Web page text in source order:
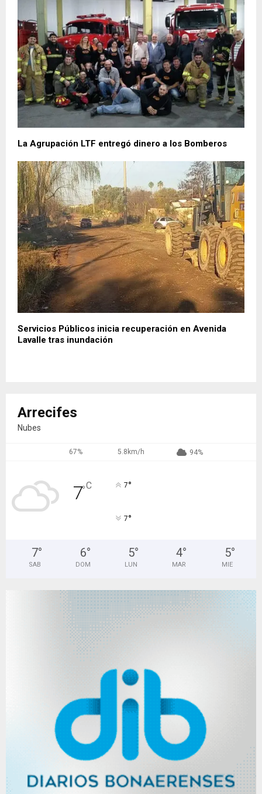
La Agrupación LTF entregó dinero a los Bomberos
Servicios Públicos inicia recuperación en Avenida
Lavalle tras inundación
Arrecifes
Nubes
67% 5.8km/h 94%
7°C 7°
7°
7°
SAB
6°
DOM
5°
LUN
4°
MAR
5°
MIE